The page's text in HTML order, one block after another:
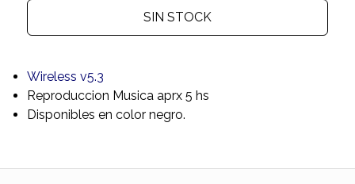
SIN STOCK
Wireless v5.3
Reproduccion Musica aprx 5 hs
Disponibles en color negro.